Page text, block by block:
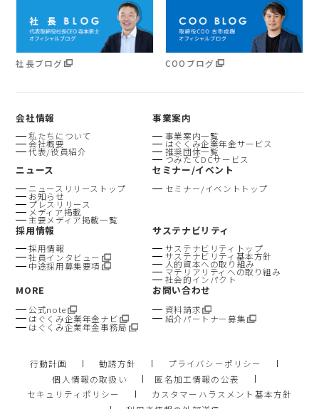
社長ブログ COOブログ
会社情報
私たちについて
会社概要
代表/役員紹介
事業案内
事業案内一覧
はぐくみ企業年金サービス
推奨団体一覧
つみたてDCサービス
ニュース
ニュースリリーストップ
お知らせ
プレスリリース
メディア掲載
主要メディア掲載一覧
セミナー/イベント
セミナー/イベントトップ
採用情報
採用情報
社員インタビュー
中途採用募集要項
サステナビリティ
サステナビリティトップ
サステナビリティ基本方針
人的資本への取り組み
マテリアリティへの取り組み
社会的インパクト
MORE
公式note
はぐくみ企業年金ナビ
はぐくみ企業年金事務局
お問い合わせ
資料請求
紹介パートナー募集
行動計画 勧誘方針
プライバシーポリシー
個人情報の取扱い
匿名加工情報の公表
セキュリティポリシー
カスタマーハラスメント基本方針